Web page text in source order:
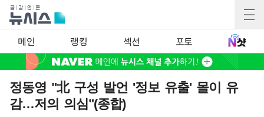
메인 랭킹 섹션 포토
정동영 "北 구성 발언 '정보 유출' 몰이 유
감…저의 의심"(종합)